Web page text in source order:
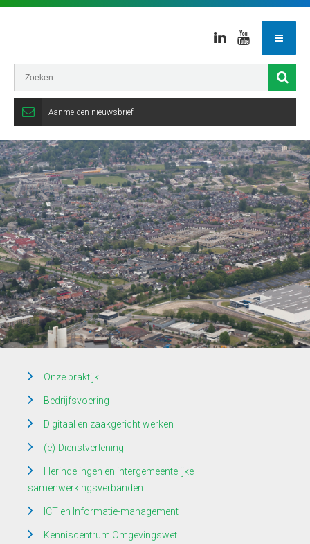
LinkedinYoutube
Aanmelden nieuwsbrief
Onze praktijk
Bedrijfsvoering
Digitaal en zaakgericht werken
(e)-Dienstverlening
Herindelingen en intergemeentelijke
samenwerkingsverbanden
ICT en Informatie-management
Kenniscentrum Omgevingswet